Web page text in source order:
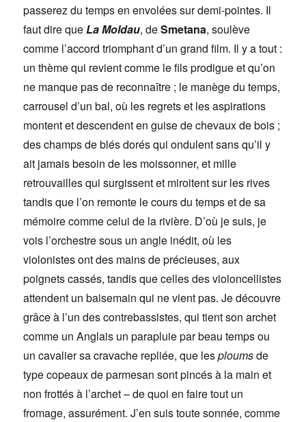
passerez du temps en envolées sur demi-pointes. Il
faut dire queLa Moldau, deSmetana, soulève
comme l’accord triomphant d’un grand film. Il y a tout :
un thème qui revient comme le fils prodigue et qu’on
ne manque pas de reconnaître ; le manège du temps,
carrousel d’un bal, où les regrets et les aspirations
montent et descendent en guise de chevaux de bois ;
des champs de blés dorés qui ondulent sans qu’il y
ait jamais besoin de les moissonner, et mille
retrouvailles qui surgissent et miroitent sur les rives
tandis que l’on remonte le cours du temps et de sa
mémoire comme celui de la rivière. D’où je suis, je
vois l’orchestre sous un angle inédit, où les
violonistes ont des mains de précieuses, aux
poignets cassés, tandis que celles des violoncellistes
attendent un baisemain qui ne vient pas. Je découvre
grâce à l’un des contrebassistes, qui tient son archet
comme un Anglais un parapluie par beau temps ou
un cavalier sa cravache repliée, que lesploumsde
type copeaux de parmesan sont pincés à la main et
non frottés à l’archet – de quoi en faire tout un
fromage, assurément. J’en suis toute sonnée, comme